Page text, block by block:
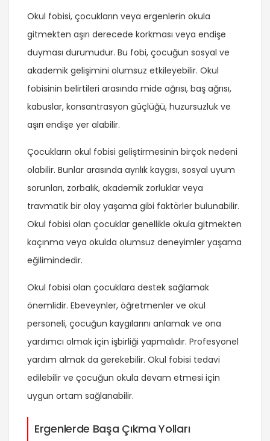
Okul fobisi, çocukların veya ergenlerin okula
gitmekten aşırı derecede korkması veya endişe
duyması durumudur. Bu fobi, çocuğun sosyal ve
akademik gelişimini olumsuz etkileyebilir. Okul
fobisinin belirtileri arasında mide ağrısı, baş ağrısı,
kabuslar, konsantrasyon güçlüğü, huzursuzluk ve
aşırı endişe yer alabilir.
Çocukların okul fobisi geliştirmesinin birçok nedeni
olabilir. Bunlar arasında ayrılık kaygısı, sosyal uyum
sorunları, zorbalık, akademik zorluklar veya
travmatik bir olay yaşama gibi faktörler bulunabilir.
Okul fobisi olan çocuklar genellikle okula gitmekten
kaçınma veya okulda olumsuz deneyimler yaşama
eğilimindedir.
Okul fobisi olan çocuklara destek sağlamak
önemlidir. Ebeveynler, öğretmenler ve okul
personeli, çocuğun kaygılarını anlamak ve ona
yardımcı olmak için işbirliği yapmalıdır. Profesyonel
yardım almak da gerekebilir. Okul fobisi tedavi
edilebilir ve çocuğun okula devam etmesi için
uygun ortam sağlanabilir.
Ergenlerde Başa Çıkma Yolları